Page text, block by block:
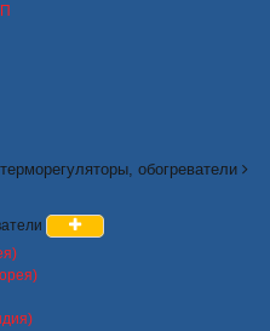
обогреватели